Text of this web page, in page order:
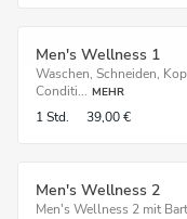
Men's Wellness 1
Waschen, Schneiden,
Conditi... MEHR
1 Std. 39,00 €
Men's Wellness 2
Men's Wellness 2 mit